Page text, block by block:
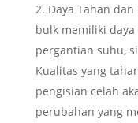
Daya Tahan
bulk memiliki
pergantian suhu,
Kualitas yang
pengisian celah
perubahan yang